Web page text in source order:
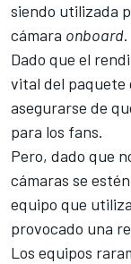
siendo utilizada
cámara onboard.
Dado que el
vital del paquete
asegurarse de
para los fans.
Pero, dado que
cámaras se
equipo que
provocado una
Los equipos